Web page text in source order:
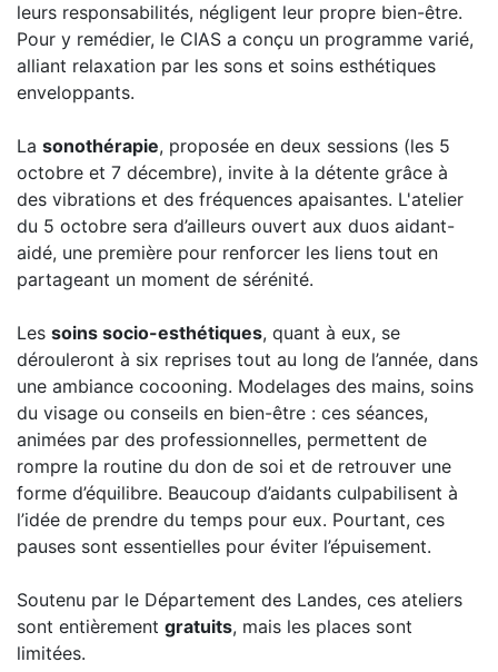
leurs responsabilités, négligent leur propre bien-être.
Pour y remédier, le CIAS a conçu un programme varié,
alliant relaxation par les sons et soins esthétiques
enveloppants.
La sonothérapie, proposée en deux sessions (les 5
octobre et 7 décembre), invite à la détente grâce à
des vibrations et des fréquences apaisantes. L'atelier
du 5 octobre sera d’ailleurs ouvert aux duos aidant-
aidé, une première pour renforcer les liens tout en
partageant un moment de sérénité.
Les soins socio-esthétiques, quant à eux, se
dérouleront à six reprises tout au long de l’année, dans
une ambiance cocooning. Modelages des mains, soins
du visage ou conseils en bien-être : ces séances,
animées par des professionnelles, permettent de
rompre la routine du don de soi et de retrouver une
forme d’équilibre. Beaucoup d’aidants culpabilisent à
l’idée de prendre du temps pour eux. Pourtant, ces
pauses sont essentielles pour éviter l’épuisement.
Soutenu par le Département des Landes, ces ateliers
sont entièrement gratuits, mais les places sont
limitées.